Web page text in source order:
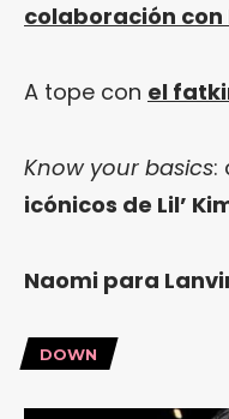
colaboración con
A tope con el
Know your basics:
icónicos de Lil’
Naomi para
DOWN